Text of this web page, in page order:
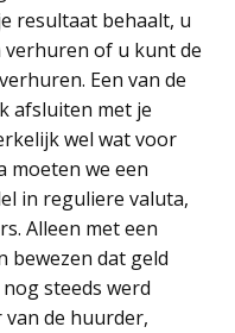
resultaat behaalt, u
verhuren of u kunt de
Een van de
afsluiten met je
wel wat voor
moeten we een
in reguliere valuta,
Alleen met een
bewezen dat geld
steeds werd
de huurder,